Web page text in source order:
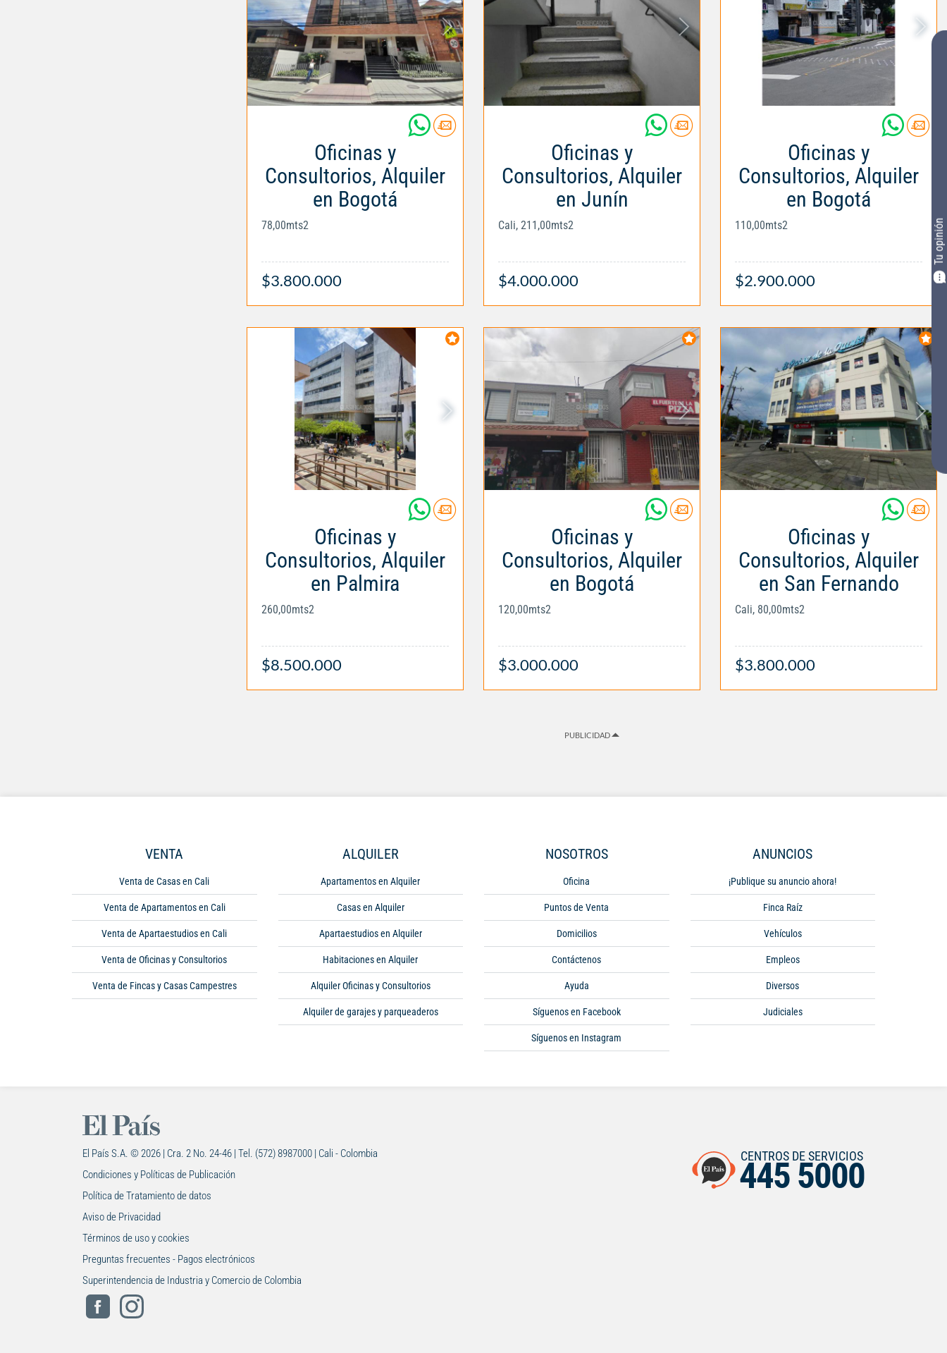
Tu opinión
Oficinas y
Consultorios, Alquiler
en Bogotá
78,00mts2
$3.800.000
Oficinas y
Consultorios, Alquiler
en Junín
Cali, 211,00mts2
$4.000.000
Oficinas y
Consultorios, Alquiler
en Bogotá
110,00mts2
$2.900.000
Oficinas y
Consultorios, Alquiler
en Palmira
260,00mts2
$8.500.000
Oficinas y
Consultorios, Alquiler
en Bogotá
120,00mts2
$3.000.000
Oficinas y
Consultorios, Alquiler
en San Fernando
Cali, 80,00mts2
$3.800.000
PUBLICIDAD
VENTA
Venta de Casas en Cali
Venta de Apartamentos en Cali
Venta de Apartaestudios en Cali
Venta de Oficinas y Consultorios
Venta de Fincas y Casas Campestres
ALQUILER
Apartamentos en Alquiler
Casas en Alquiler
Apartaestudios en Alquiler
Habitaciones en Alquiler
Alquiler Oficinas y Consultorios
Alquiler de garajes y parqueaderos
NOSOTROS
Oficina
Puntos de Venta
Domicilios
Contáctenos
Ayuda
Síguenos en Facebook
Síguenos en Instagram
ANUNCIOS
¡Publique su anuncio ahora!
Finca Raíz
Vehículos
Empleos
Diversos
Judiciales
El País S.A. © 2026 | Cra. 2 No. 24-46 | Tel. (572) 8987000 | Cali - Colombia
Condiciones y Políticas de Publicación
Política de Tratamiento de datos
Aviso de Privacidad
Términos de uso y cookies
Preguntas frecuentes - Pagos electrónicos
Superintendencia de Industria y Comercio de Colombia
CENTROS DE SERVICIOS
445 5000